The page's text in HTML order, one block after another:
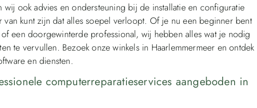
wij ook advies en ondersteuning bij de installatie en configuratie
van kunt zijn dat alles soepel verloopt. Of je nu een beginner bent
een doorgewinterde professional, wij hebben alles wat je nodig
te vervullen. Bezoek onze winkels in Haarlemmermeer en ontdek
en diensten.
computerreparatieservices aangeboden in